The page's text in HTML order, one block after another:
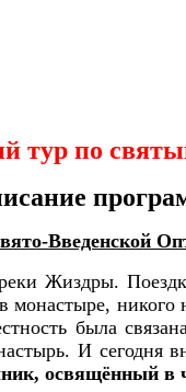
тур по
Введенской
Жиздры.
монастыре,
была
И сегодня
освящённый в